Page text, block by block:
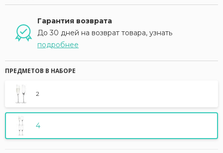
Гарантия возврата
До 30 дней на возврат товара, узнать
подробнее
ПРЕДМЕТОВ В НАБОРЕ
2
4